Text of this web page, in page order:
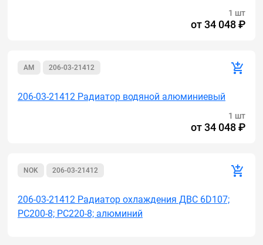
1 шт
от34 048 ₽
AM 206-03-21412
206-03-21412 Радиатор водяной алюминиевый
1 шт
от34 048 ₽
NOK 206-03-21412
206-03-21412 Радиатор охлаждения ДВС 6D107;
PC200-8; PC220-8; алюминий